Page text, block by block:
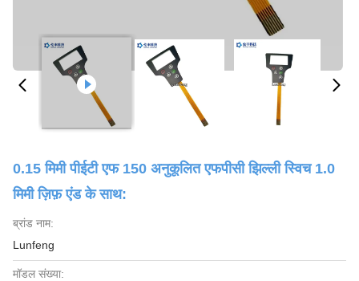
0.15 मिमी पीईटी एफ 150 अनुकूलित एफपीसी झिल्ली स्विच 1.0
मिमी ज़िफ़ एंड के साथ:
ब्रांड नाम:
Lunfeng
मॉडल संख्या: